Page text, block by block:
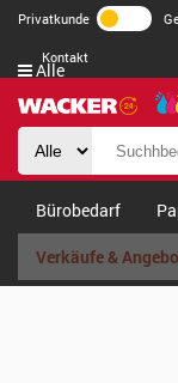
Privatkunde
Kontakt
Alle
Bürobedarf
Verkäufe &